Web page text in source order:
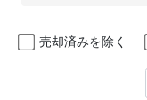
売却済みを除く